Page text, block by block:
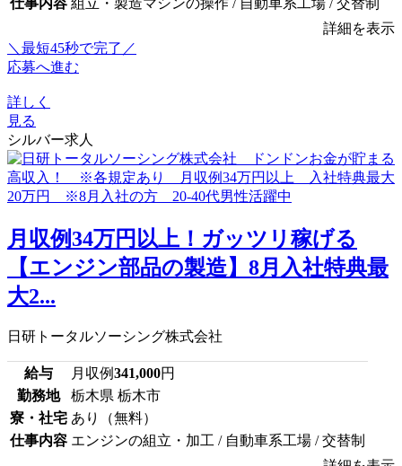
詳細を表示
＼最短45秒で完了／
応募へ進む
詳しく
見る
シルバー求人
月収例34万円以上！ガッツリ稼げる
【エンジン部品の製造】8月入社特典最
大2...
日研トータルソーシング株式会社
給与 月収例341,000円
勤務地
栃木県 栃木市
寮・社宅 あり（無料）
仕事内容 エンジンの組立・加工 / 自動車系工場 / 交替制